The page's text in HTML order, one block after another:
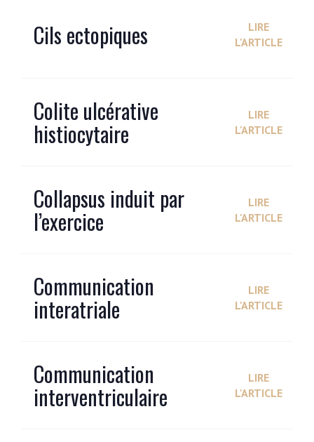
Cils ectopiques
LIRE
L'ARTICLE
Colite ulcérative
histiocytaire
LIRE
L'ARTICLE
Collapsus induit par
l’exercice
LIRE
L'ARTICLE
Communication
interatriale
LIRE
L'ARTICLE
Communication
interventriculaire
LIRE
L'ARTICLE